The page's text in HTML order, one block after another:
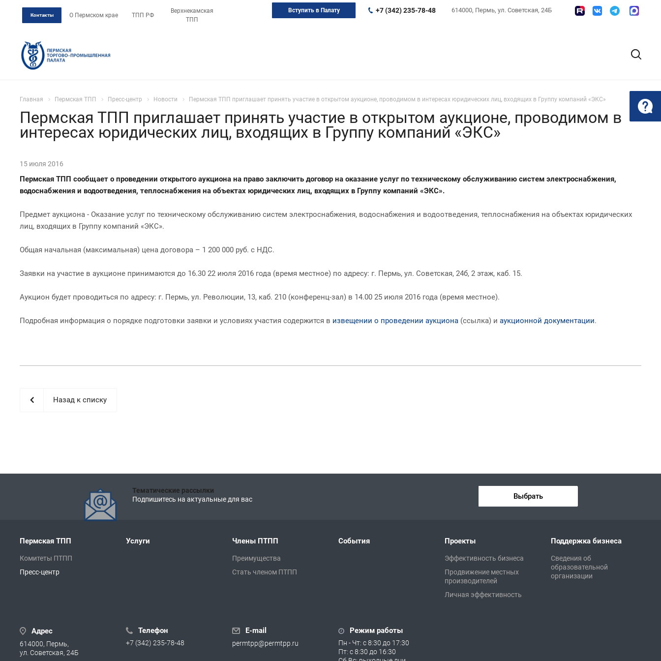
Контакты О Пермском крае ТПП РФ
Верхнекамская
ТПП
614000, Пермь, ул. Советская, 24Б
+7 (342) 235-78-48
Вступить в Палату
Главная Пермская ТПП Пресс-центр Новости Пермская ТПП приглашает принять участие в открытом аукционе, проводимом в интересах юридических лиц, входящих в Группу компаний «ЭКС»
Пермская ТПП приглашает принять участие в открытом аукционе, проводимом в
интересах юридических лиц, входящих в Группу компаний «ЭКС»
15 июля 2016
Пермская ТПП сообщает о проведении открытого аукциона на право заключить договор на оказание услуг по техническому обслуживанию систем электроснабжения,
водоснабжения и водоотведения, теплоснабжения на объектах юридических лиц, входящих в Группу компаний «ЭКС».
Предмет аукциона - Оказание услуг по техническому обслуживанию систем электроснабжения, водоснабжения и водоотведения, теплоснабжения на объектах юридических
лиц, входящих в Группу компаний «ЭКС».
Общая начальная (максимальная) цена договора – 1 200 000 руб. с НДС.
Заявки на участие в аукционе принимаются до 16.30 22 июля 2016 года (время местное) по адресу: г. Пермь, ул. Советская, 24б, 2 этаж, каб. 15.
Аукцион будет проводиться по адресу: г. Пермь, ул. Революции, 13, каб. 210 (конференц-зал) в 14.00 25 июля 2016 года (время местное).
Подробная информация о порядке подготовки заявки и условиях участия содержится в извещении о проведении аукциона (ссылка) и аукционной документации.
Назад к списку
Тематические рассылки
Подпишитесь на актуальные для вас
Выбрать
Пермская ТПП
Комитеты ПТПП
Пресс-центр
Услуги Члены ПТПП
Преимущества
Стать членом ПТПП
События Проекты
Эффективность бизнеса
Продвижение местных
производителей
Личная эффективность
Поддержка бизнеса
Сведения об
образовательной
организации
Адрес
614000, Пермь,
ул. Советская, 24Б
Телефон
+7 (342) 235-78-48
E-mail
permtpp@permtpp.ru
Режим работы
Пн - Чт: с 8:30 до 17:30
Пт: с 8:30 до 16:30